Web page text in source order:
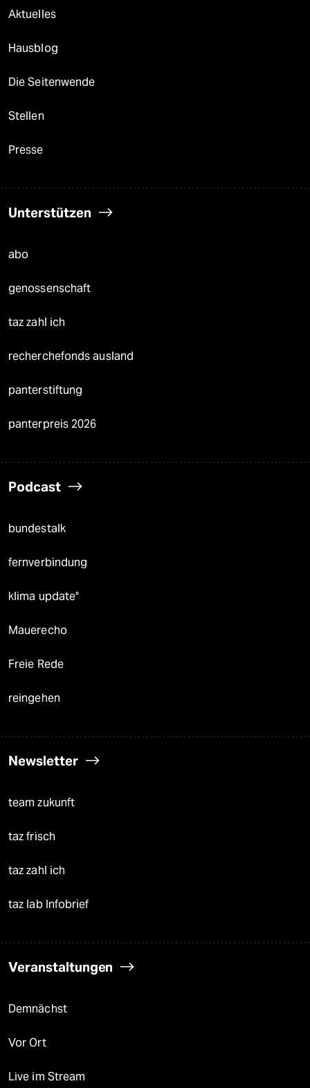
Aktuelles
Hausblog
Die Seitenwende
Stellen
Presse
Unterstützen
abo
genossenschaft
taz zahl ich
recherchefonds ausland
panterstiftung
panterpreis 2026
Podcast
bundestalk
fernverbindung
klima update°
Mauerecho
Freie Rede
reingehen
Newsletter
team zukunft
taz frisch
taz zahl ich
taz lab Infobrief
Veranstaltungen
Demnächst
Vor Ort
Live im Stream